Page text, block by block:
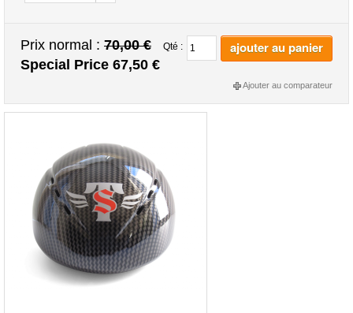
Prix normal : 70,00 €
Special Price 67,50 €
Qté : ajouter au panier
Ajouter au comparateur